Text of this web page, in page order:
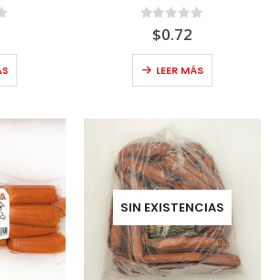
5 out of 5
$0.72
LEER MÁS
SIN EXISTENCIAS